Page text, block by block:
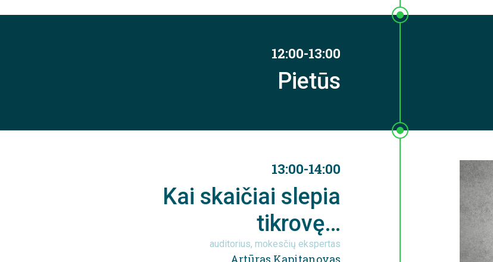
12:00-13:00
Pietūs
13:00-14:00
Kai skaičiai slepia
tikrovę…
auditorius, mokesčių ekspertas